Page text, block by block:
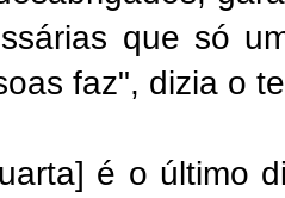
que só
faz", dizia o
é o último